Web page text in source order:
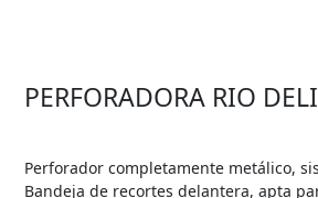
PERFORADORA RIO
Perforador completamente metálico,
Bandeja de recortes delantera, apta